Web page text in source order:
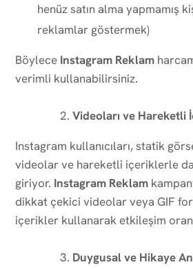
henüz satın alma yapmamış
reklamlar göstermek)
Böylece Instagram Reklam
verimli kullanabilirsiniz.
Videoları ve Hareketli
Instagram kullanıcıları, statik
videolar ve hareketli içeriklerle
giriyor. Instagram Reklam
dikkat çekici videolar veya GIF
içerikler kullanarak etkileşim
Duygusal ve Hikaye